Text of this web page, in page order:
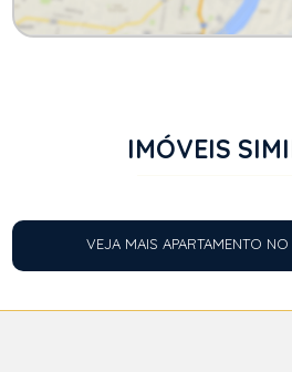
IMÓVEIS
VEJA MAIS APARTAMENTO